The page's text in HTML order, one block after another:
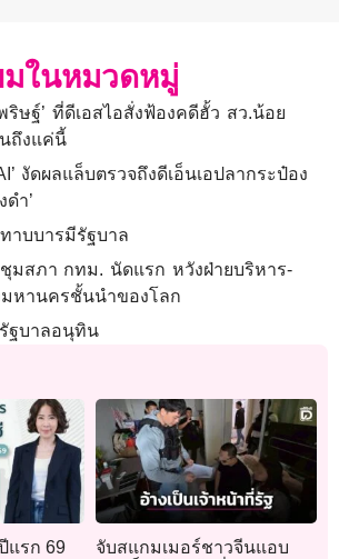
ในหมวดหมู่
ริษฐ์’ ที่ดีเอสไอสั่งฟ้องคดีฮั้ว สว.น้อย
ถึงแค่นี้
งัดผลแล็บตรวจถึงดีเอ็นเอปลากระป๋อง
ำ’
าบบารมีรัฐบาล
ชุมสภา กทม. นัดแรก หวังฝ่ายบริหาร-
หานครชั้นนำของโลก
ฐบาลอนุทิน
แรก 69
จับสแกมเมอร์ชาวจีนแอบ